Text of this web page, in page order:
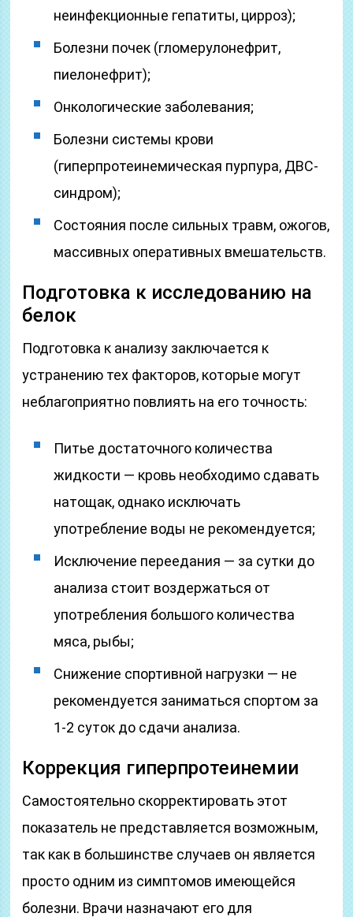
неинфекционные гепатиты, цирроз);
Болезни почек (гломерулонефрит,
пиелонефрит);
Онкологические заболевания;
Болезни системы крови
(гиперпротеинемическая пурпура, ДВС-
синдром);
Состояния после сильных травм, ожогов,
массивных оперативных вмешательств.
Подготовка к исследованию на
белок
Подготовка к анализу заключается к
устранению тех факторов, которые могут
неблагоприятно повлиять на его точность:
Питье достаточного количества
жидкости — кровь необходимо сдавать
натощак, однако исключать
употребление воды не рекомендуется;
Исключение переедания — за сутки до
анализа стоит воздержаться от
употребления большого количества
мяса, рыбы;
Снижение спортивной нагрузки — не
рекомендуется заниматься спортом за
1-2 суток до сдачи анализа.
Коррекция гиперпротеинемии
Самостоятельно скорректировать этот
показатель не представляется возможным,
так как в большинстве случаев он является
просто одним из симптомов имеющейся
болезни. Врачи назначают его для